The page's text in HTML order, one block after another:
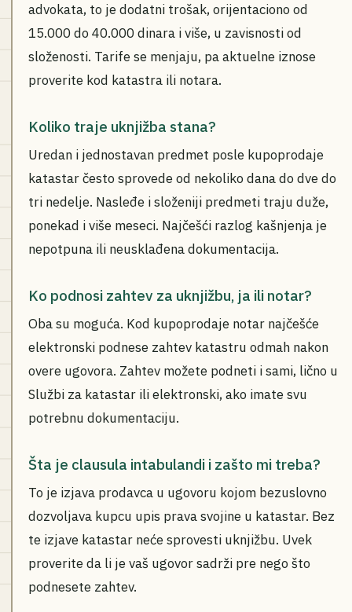
advokata, to je dodatni trošak, orijentaciono od
15.000 do 40.000 dinara i više, u zavisnosti od
složenosti. Tarife se menjaju, pa aktuelne iznose
proverite kod katastra ili notara.
Koliko traje uknjižba stana?
Uredan i jednostavan predmet posle kupoprodaje
katastar često sprovede od nekoliko dana do dve do
tri nedelje. Nasleđe i složeniji predmeti traju duže,
ponekad i više meseci. Najčešći razlog kašnjenja je
nepotpuna ili neusklađena dokumentacija.
Ko podnosi zahtev za uknjižbu, ja ili notar?
Oba su moguća. Kod kupoprodaje notar najčešće
elektronski podnese zahtev katastru odmah nakon
overe ugovora. Zahtev možete podneti i sami, lično u
Službi za katastar ili elektronski, ako imate svu
potrebnu dokumentaciju.
Šta je clausula intabulandi i zašto mi treba?
To je izjava prodavca u ugovoru kojom bezuslovno
dozvoljava kupcu upis prava svojine u katastar. Bez
te izjave katastar neće sprovesti uknjižbu. Uvek
proverite da li je vaš ugovor sadrži pre nego što
podnesete zahtev.